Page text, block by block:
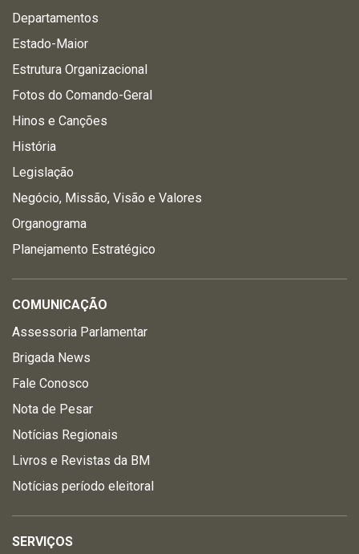
Departamentos
Estado-Maior
Estrutura Organizacional
Fotos do Comando-Geral
Hinos e Canções
História
Legislação
Negócio, Missão, Visão e Valores
Organograma
Planejamento Estratégico
COMUNICAÇÃO
Assessoria Parlamentar
Brigada News
Fale Conosco
Nota de Pesar
Notícias Regionais
Livros e Revistas da BM
Notícias período eleitoral
SERVIÇOS